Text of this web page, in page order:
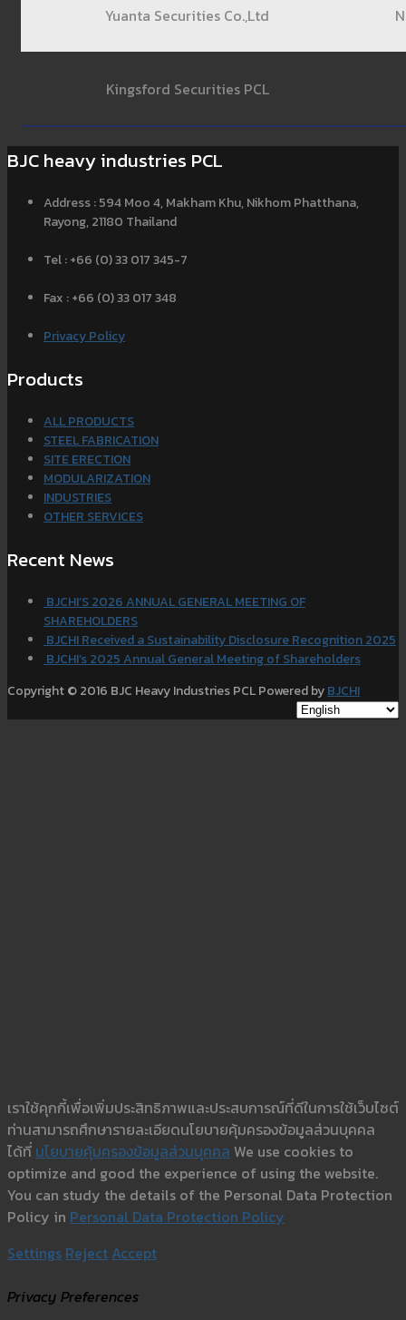
Yuanta Securities Co.,Ltd
Kingsford Securities PCL
BJC heavy industries PCL
Address : 594 Moo 4, Makham Khu, Nikhom Phatthana,
Rayong, 21180 Thailand
Tel : +66 (0) 33 017 345-7
Fax : +66 (0) 33 017 348
Privacy Policy
Products
ALL PRODUCTS
STEEL FABRICATION
SITE ERECTION
MODULARIZATION
INDUSTRIES
OTHER SERVICES
Recent News
BJCHI’S 2026 ANNUAL GENERAL MEETING OF
SHAREHOLDERS
BJCHI Received a Sustainability Disclosure Recognition 2025
BJCHI’s 2025 Annual General Meeting of Shareholders
Copyright © 2016 BJC Heavy Industries PCL Powered byBJCHI
เราใช้คุกกี้เพื่อเพิ่มประสิทธิภาพและประสบการณ์ที่ดีในการใช้เว็บไซต์
ท่านสามารถศึกษารายละเอียดนโยบายคุ้มครองข้อมูลส่วนบุคคล
ได้ที่ นโยบายคุ้มครองข้อมูลส่วนบุคคล We use cookies to
optimize and good the experience of using the website.
You can study the details of the Personal Data Protection
Policy in Personal Data Protection Policy
Settings Reject Accept
Privacy Preferences